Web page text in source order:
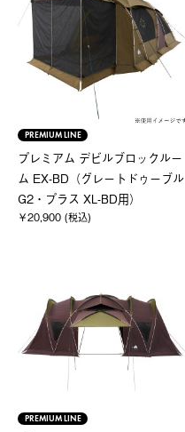
PREMIUM LINE
プレミアム デビルブロックルー
ム EX-BD（グレートドゥーブル
G2・プラス XL-BD用）
￥20,900 (税込)
PREMIUM LINE